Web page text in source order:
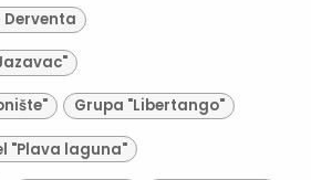
Derventa
Grupa "Libertango"
"Plava laguna"